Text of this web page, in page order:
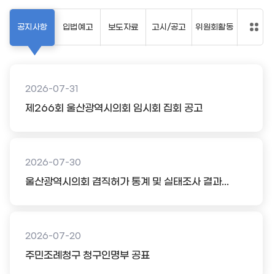
공지사항
2026-07-31
제266회 울산광역시의회 임시회 집회 공고
2026-07-30
울산광역시의회 겸직허가 통계 및 실태조사 결과...
2026-07-20
주민조례청구 청구인명부 공표
입법예고 보도자료 고시/공고 위원회활동